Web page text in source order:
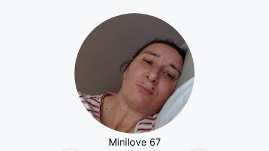
Minilove 67